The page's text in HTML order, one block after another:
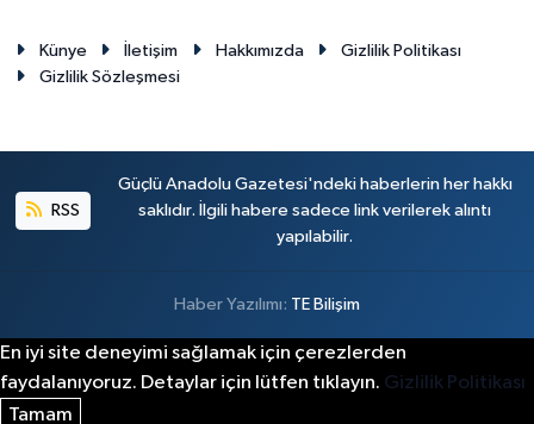
Künye İletişim Hakkımızda
Gizlilik Politikası
Gizlilik Sözleşmesi
RSS
Güçlü Anadolu Gazetesi'ndeki haberlerin her hakkı
saklıdır. İlgili habere sadece link verilerek alıntı
yapılabilir.
Haber Yazılımı: TE Bilişim
En iyi site deneyimi sağlamak için çerezlerden
faydalanıyoruz. Detaylar için lütfen tıklayın. Gizlilik Politikası
Tamam